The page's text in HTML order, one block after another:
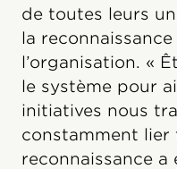
de toutes leurs
la
l’organisation. «
le système pour
initiatives nous
constamment lier
reconnaissance